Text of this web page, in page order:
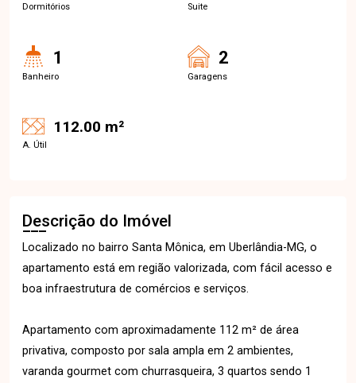
Dormitórios Suite
1
Banheiro
2
Garagens
112.00 m²
A. Útil
Descrição do Imóvel
Localizado no bairro Santa Mônica, em Uberlândia-MG, o
apartamento está em região valorizada, com fácil acesso e
boa infraestrutura de comércios e serviços.
Apartamento com aproximadamente 112 m² de área
privativa, composto por sala ampla em 2 ambientes,
varanda gourmet com churrasqueira, 3 quartos sendo 1